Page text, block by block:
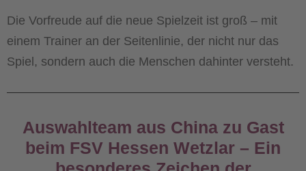
Die Vorfreude auf die neue Spielzeit ist groß – mit
einem Trainer an der Seitenlinie, der nicht nur das
Spiel, sondern auch die Menschen dahinter versteht.
Auswahlteam aus China zu Gast
beim FSV Hessen Wetzlar – Ein